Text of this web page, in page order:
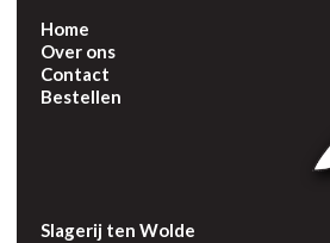
Home
Over ons
Contact
Bestellen
Slagerij ten Wolde